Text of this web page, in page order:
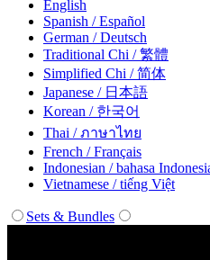
English
Spanish / Español
German / Deutsch
Traditional Chi / 繁體
Simplified Chi / 简体
Japanese / 日本語
Korean / 한국어
Thai / ภาษาไทย
French / Français
Indonesian / bahasa
Vietnamese / tiếng Việt
Sets & Bundles